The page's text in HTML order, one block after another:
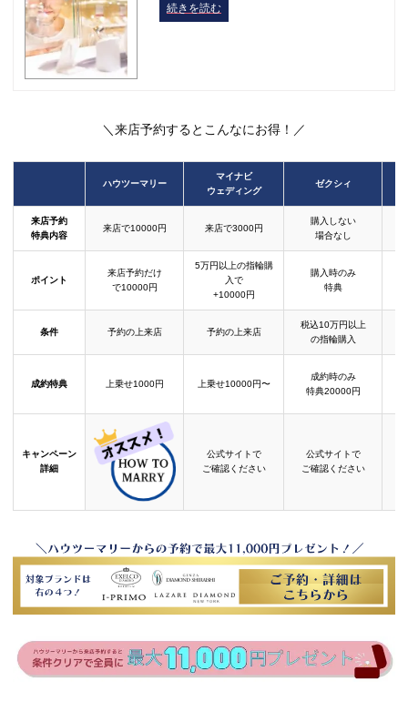
続きを読む
＼来店予約するとこんなにお得！／
ハウツーマリー
マイナビ
ウェディング
ゼクシィ
来店予約
特典内容
来店で10000円 来店で3000円
購入しない
場合なし
ポイント
来店予約だけ
で10000円
5万円以上の指輪購
入で
+10000円
購入時のみ
特典
条件 予約の上来店 予約の上来店
税込10万円以上
の指輪購入
成約特典 上乗せ1000円 上乗せ10000円〜
成約時のみ
特典20000円
キャンペーン
詳細
公式サイトで
ご確認ください
公式サイトで
ご確認ください